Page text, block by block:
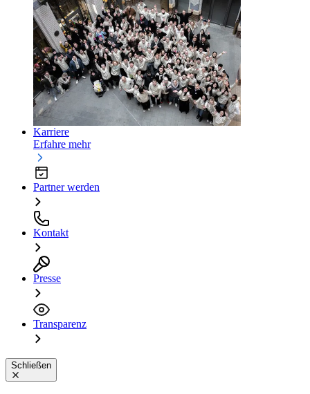
Karriere
Erfahre mehr
Partner werden
Kontakt
Presse
Transparenz
Schließen